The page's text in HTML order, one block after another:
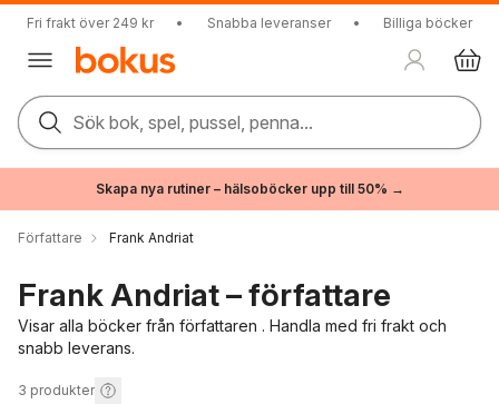
Fri frakt över 249 kr • Snabba leveranser • Billiga böcker
Sök bok, spel, pussel, penna...
Skapa nya rutiner – hälsoböcker upp till 50% →
Författare Frank Andriat
Frank Andriat – författare
Visar alla böcker från författaren . Handla med fri frakt och
snabb leverans.
3 produkter